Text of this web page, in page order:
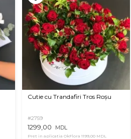
Cutie cu Trandafiri Tros Roșu
#2759
1299,00 MDL
Pret in aplicatia OkFlora 1199,00 MDL